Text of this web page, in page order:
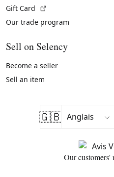
Gift Card
Our trade program
Sell on Selency
Become a seller
Sell an item
🇬🇧
Our customers'